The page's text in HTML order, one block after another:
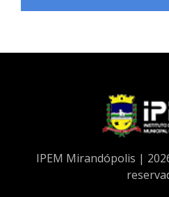
IPEM Mirandópolis |